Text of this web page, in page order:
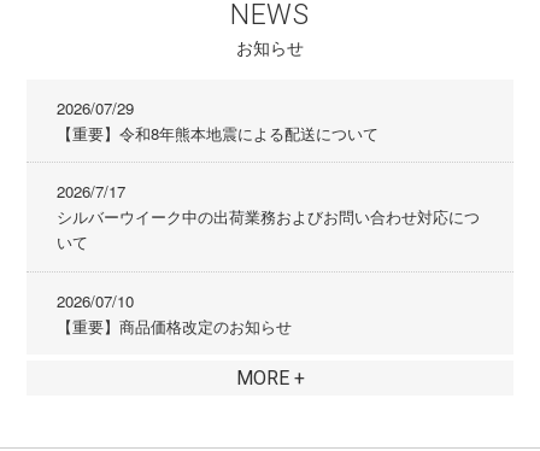
NEWS
お知らせ
2026/07/29
【重要】令和8年熊本地震による配送について
2026/7/17
シルバーウイーク中の出荷業務およびお問い合わせ対応につ
いて
2026/07/10
【重要】商品価格改定のお知らせ
MORE +